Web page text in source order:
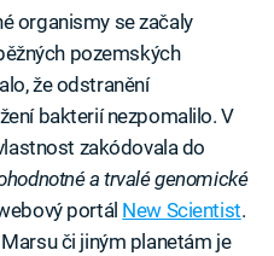
organismy se začaly
pozemských
že odstranění
bakterií nezpomalilo. V
zakódovala do
a trvalé genomické
portál New Scientist.
či jiným planetám je